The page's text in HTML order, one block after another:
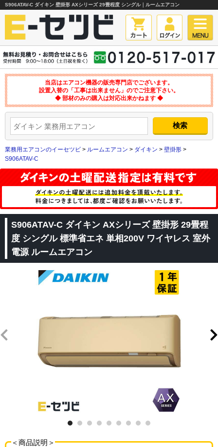
S906ATAV-C ダイキン 壁掛形 AXシリーズ 29畳程度 シングル｜ルームエアコン
当店はエアコン機器の販売専門店でございます。
設置入替の「工事は出来ません」のでご注意下さい。
◆ 部材のみの購入は対応出来かねます ◆
業務用エアコンのイーセツビ > ルームエアコン > ダイキン > 壁掛形 >
S906ATAV-C
S906ATAV-C ダイキン AXシリーズ 壁掛形 29畳程
度 シングル 標準省エネ 単相200V ワイヤレス 室外
電源 ルームエアコン
＜商品説明＞